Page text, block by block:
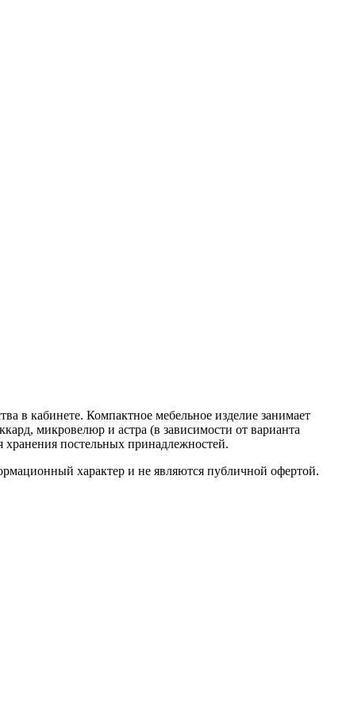
в кабинете. Компактное мебельное изделие занимает
микровелюр и астра (в зависимости от варианта
хранения постельных принадлежностей.
характер и не являются публичной офертой.